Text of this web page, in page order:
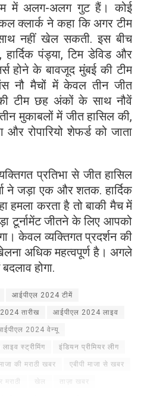
में अलग-अलग गुट हैं। कोई
क्लार्क ने कहा कि अगर टीम
नहीं खेल सकती. इस बीच
हार्दिक पंड्या, टिम डेविड और
होने के बावजूद मुंबई की टीम
नौ मैचों में केवल तीन जीत
टीम छह अंकों के साथ नौवें
मुकाबलों में जीत हासिल की,
रोपारियो शेफर्ड को जाता
प्रतिभा से जीत हासिल
ने जड़ा एक और शतक. हार्दिक
हमला करता है तो बाकी मैच में
टूर्नामेंट जीतने के लिए आपको
केवल व्यक्तिगत प्रदर्शन की
अधिक महत्वपूर्ण है। अगले
होगा.
आईपीएल 2024 टीमें
तारीख आईपीएल 2024 लाइव
2024 वेन्यू
स्ट्रीमिंग इंडियन प्रीमियर लीग
की मराठी खबर एबीपी माजा से खबर
खेल ताज़ा खबर